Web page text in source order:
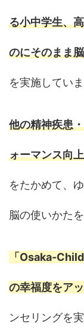
る小中学生、
のにそのまま
を実施していま
他の精神疾患
ォーマンス向上
をたかめて、
脳の使いかた
「Osaka-Child
の幸福度をア
ンセリングを